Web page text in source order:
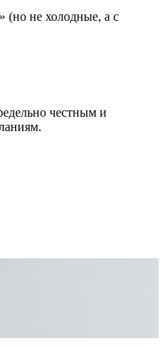
(но не холодные, а с
честным и